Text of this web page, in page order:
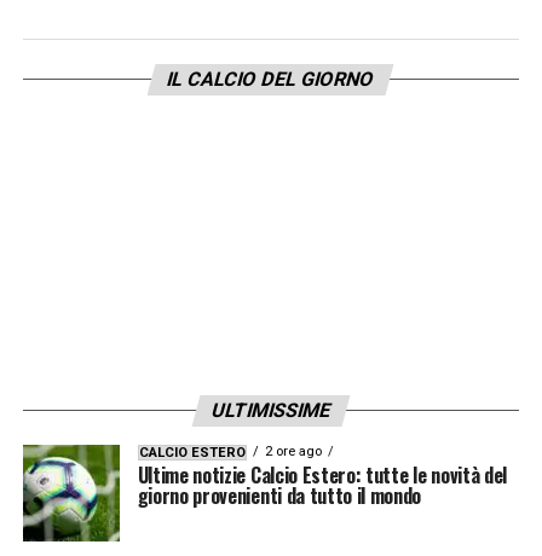
IL CALCIO DEL GIORNO
ULTIMISSIME
CALCIO ESTERO 2 ore ago
Ultime notizie Calcio Estero: tutte le novità del
giorno provenienti da tutto il mondo